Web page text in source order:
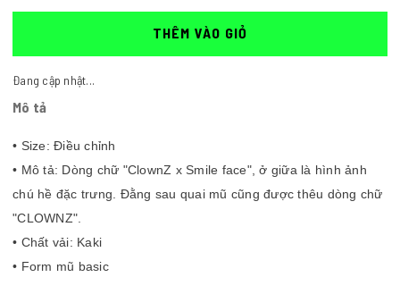
THÊM VÀO GIỎ
Đang cập nhật...
Mô tả
• Size: Điều chỉnh
• Mô tả: Dòng chữ "ClownZ x Smile face", ở giữa là hình ảnh
chú hề đặc trưng. Đằng sau quai mũ cũng được thêu dòng chữ
"CLOWNZ".
• Chất vải: Kaki
• Form mũ basic